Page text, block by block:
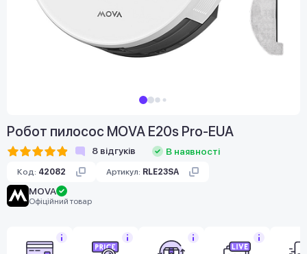
Робот пилосос MOVA E20s Pro-EUA
8 відгуків В наявності
Код: 42082 Артикул: RLE23SA
MOVA
Офіційний товар